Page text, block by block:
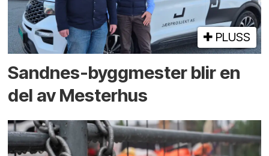
PLUSS
Sandnes-byggmester blir en
del av Mesterhus